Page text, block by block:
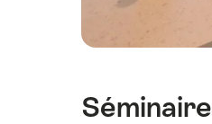
Séminaire